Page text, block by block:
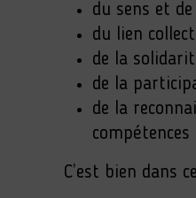
du sens et
du lien
de la
de la
de la
compétences
C’est bien dans